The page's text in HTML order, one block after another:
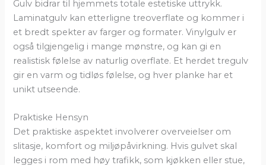
Gulv bidrar til hjemmets totale estetiske uttrykk.
Laminatgulv kan etterligne treoverflate og kommer i
et bredt spekter av farger og formater. Vinylgulv er
også tilgjengelig i mange mønstre, og kan gi en
realistisk følelse av naturlig overflate. Et herdet tregulv
gir en varm og tidløs følelse, og hver planke har et
unikt utseende.
Praktiske Hensyn
Det praktiske aspektet involverer overveielser om
slitasje, komfort og miljøpåvirkning. Hvis gulvet skal
legges i rom med høy trafikk, som kjøkken eller stue,